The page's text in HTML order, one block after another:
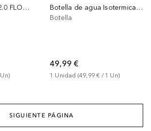
THE QUENCHER H2.0 FLOWSTATE™ TUMBLER 0.89L
Un)
Botella de agua Isotermica - 1,18L - THE QUENCHER H2.0 FLOWSTATE™ TUMBLER
Botella
49,99 €
1 Unidad (49,99 € / 1 Un)
SIGUIENTE PÁGINA